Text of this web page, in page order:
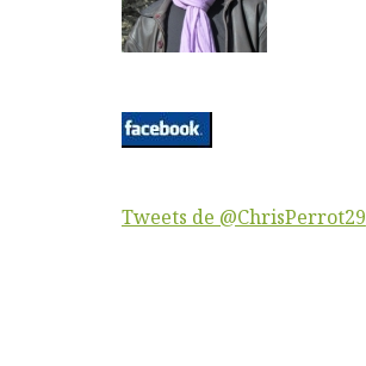
Tweets de @ChrisPerrot29